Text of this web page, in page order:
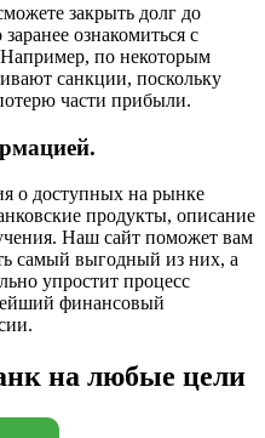
закрыть долг до
ознакомиться с
по некоторым
санкции, поскольку
части прибыли.
о доступных на рынке
продукты, описание
Наш сайт поможет вам
самый выгодный из них, а
упростит процесс
финансовый
на любые цели